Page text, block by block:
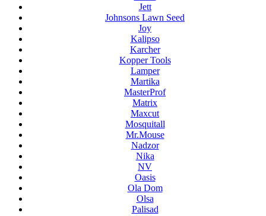
Jett
Johnsons Lawn Seed
Joy
Kalipso
Karcher
Kopper Tools
Lamper
Martika
MasterProf
Matrix
Maxcut
Mosquitall
Mr.Mouse
Nadzor
Nika
NV
Oasis
Ola Dom
Olsa
Palisad